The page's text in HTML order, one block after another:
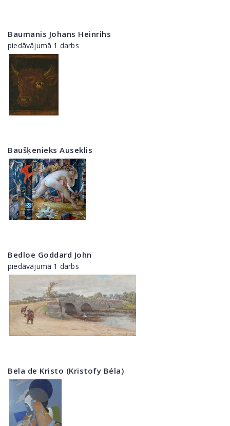
Baumanis Johans Heinrihs
piedāvājumā 1 darbs
Baušķenieks Auseklis
Bedloe Goddard John
piedāvājumā 1 darbs
Bela de Kristo (Kristofy Béla)